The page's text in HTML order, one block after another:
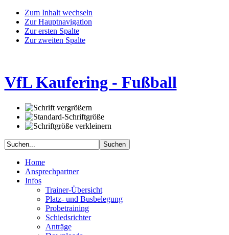
Zum Inhalt wechseln
Zur Hauptnavigation
Zur ersten Spalte
Zur zweiten Spalte
VfL Kaufering - Fußball
Home
Ansprechpartner
Infos
Trainer-Übersicht
Platz- und Busbelegung
Probetraining
Schiedsrichter
Anträge